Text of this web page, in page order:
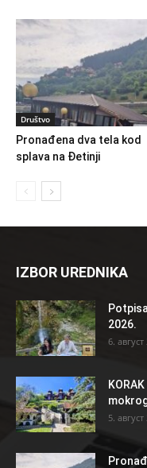
Društvo
Pronađena dva tela kod
splava na Đetinji
IZBOR UREDNIKA
2026.
6. август
5. август